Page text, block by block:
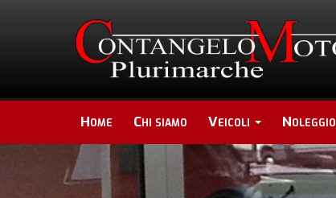
Home Chi siamo Veicoli Noleggio